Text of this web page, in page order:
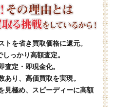
トを省き買取価格に還元。
っかり高額査定。
査定・即現金化。
あり、高価買取を実現。
見極め、スピーディーに高額